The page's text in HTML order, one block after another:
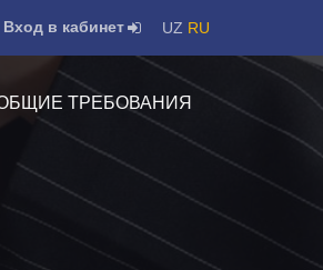
Вход в кабинет UZ RU
ТРЕБОВАНИЯ